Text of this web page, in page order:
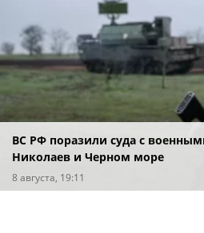
ВС РФ поразили суда с
Николаев и Черном море
8 августа, 19:11